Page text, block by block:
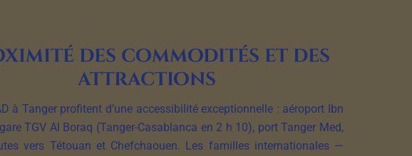
des commodités et des
attractions
à Tanger profitent d’une accessibilité exceptionnelle : aéroport Ibn
TGV Al Boraq (Tanger-Casablanca en 2 h 10), port Tanger Med,
vers Tétouan et Chefchaouen. Les familles internationales —